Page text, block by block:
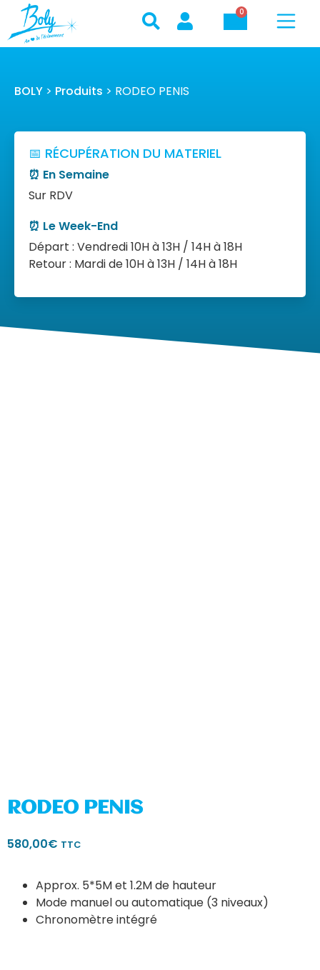
0
BOLY > Produits > RODEO PENIS
📅 RÉCUPÉRATION DU MATERIEL
⏰ En Semaine
Sur RDV
⏰ Le Week-End
Départ : Vendredi 10H à 13H / 14H à 18H
Retour : Mardi de 10H à 13H / 14H à 18H
RODEO PENIS
580,00€ TTC
Approx. 5*5M et 1.2M de hauteur
Mode manuel ou automatique (3 niveaux)
Chronomètre intégré